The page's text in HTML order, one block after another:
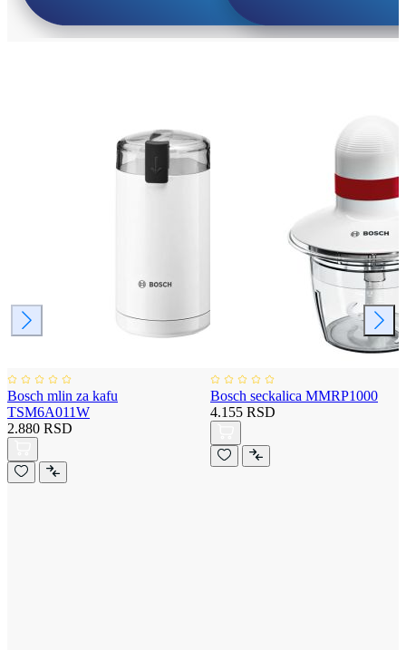
Bosch mlin za kafu
TSM6A011W
2.880 RSD
Bosch seckalica MMRP1000
4.155 RSD